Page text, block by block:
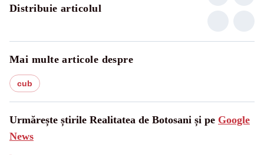
Distribuie articolul
Mai multe articole despre
cub
Urmărește știrile Realitatea de Botosani și pe Google
News